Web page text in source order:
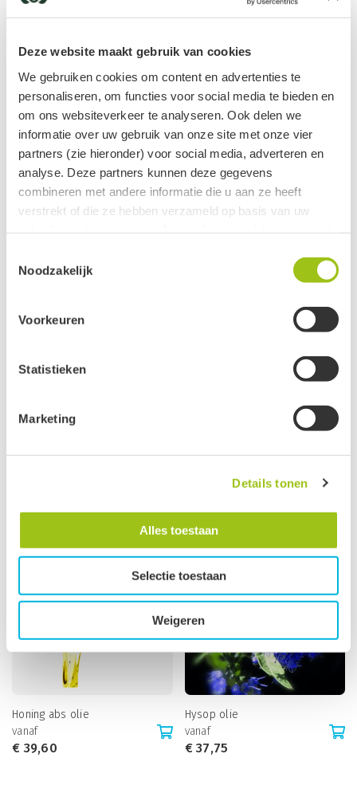
Deze website maakt gebruik van cookies
We gebruiken cookies om content en advertenties te
personaliseren, om functies voor social media te bieden en
om ons websiteverkeer te analyseren. Ook delen we
informatie over uw gebruik van onze site met onze vier
partners (zie hieronder) voor social media, adverteren en
analyse. Deze partners kunnen deze gegevens
combineren met andere informatie die u aan ze heeft
verstrekt of die ze hebben verzameld op basis van uw
Clerk
Je kunt jouw toestemming ten alle tijden intrekken via de
Noodzakelijk
Voorkeuren
Statistieken
Marketing
Details tonen
Alles toestaan
Selectie toestaan
Weigeren
12,05
vanaf
Nieuw
vanaf
Honing abs olie
vanaf
€ 39,60
Hysop olie
vanaf
€37,75